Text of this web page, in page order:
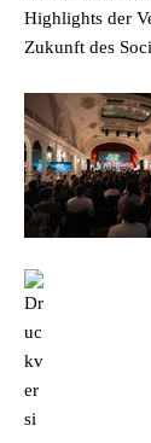
Highlights der
Zukunft des